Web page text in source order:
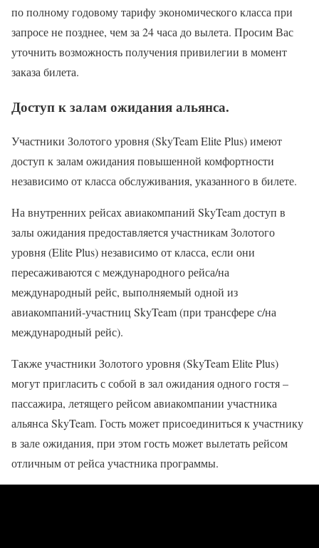
по полному годовому тарифу экономического класса при
запросе не позднее, чем за 24 часа до вылета. Просим Вас
уточнить возможность получения привилегии в момент
заказа билета.
Доступ к залам ожидания альянса.
Участники Золотого уровня (SkyTeam Elite Plus) имеют
доступ к залам ожидания повышенной комфортности
независимо от класса обслуживания, указанного в билете.
На внутренних рейсах авиакомпаний SkyTeam доступ в
залы ожидания предоставляется участникам Золотого
уровня (Elite Plus) независимо от класса, если они
пересаживаются с международного рейса/на
международный рейс, выполняемый одной из
авиакомпаний-участниц SkyTeam (при трансфере с/на
международный рейс).
Также участники Золотого уровня (SkyTeam Elite Plus)
могут пригласить с собой в зал ожидания одного гостя –
пассажира, летящего рейсом авиакомпании участника
альянса SkyTeam. Гость может присоединиться к участнику
в зале ожидания, при этом гость может вылетать рейсом
отличным от рейса участника программы.